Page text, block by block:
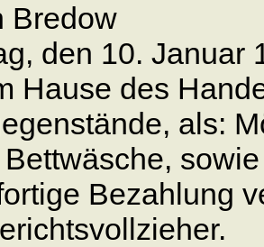
Bredow
den 10. Januar
Hause des
als:
Bezahlung